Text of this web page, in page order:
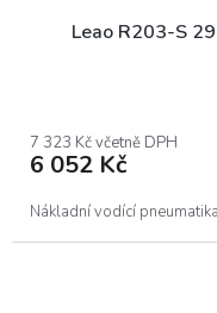
Leao R203-S
7 323 Kč včetně DPH
6 052 Kč
Nákladní vodící